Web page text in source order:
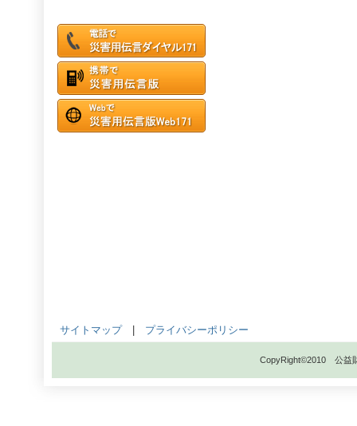
サイトマップ| プライバシーポリシー
CopyRight©2010 公益